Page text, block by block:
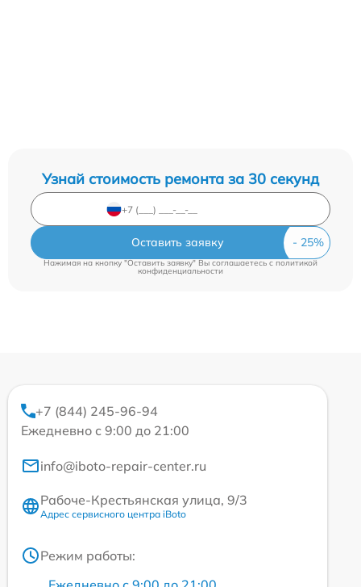
Узнай стоимость ремонта за 30 секунд
Оставить заявку
Нажимая на кнопку "Оставить заявку" Вы соглашаетесь c политикой
конфиденциальности
+7 (844) 245-96-94
Ежедневно с 9:00 до 21:00
info@iboto-repair-center.ru
Рабоче-Крестьянская улица, 9/3
Адрес сервисного центра iBoto
Режим работы: